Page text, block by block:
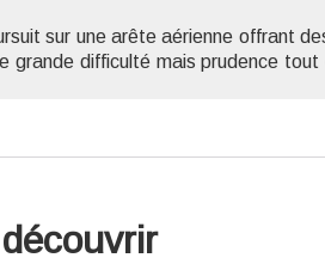
sur une arête aérienne offrant
grande difficulté mais prudence tout